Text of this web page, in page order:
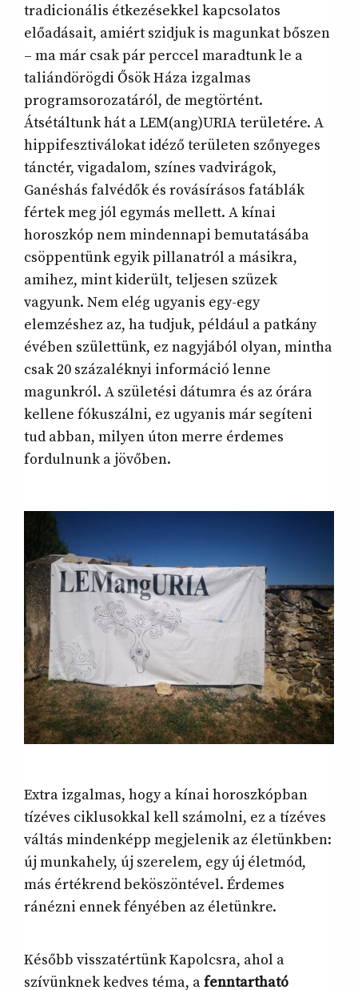
tradicionális étkezésekkel kapcsolatos
előadásait, amiért szidjuk is magunkat bőszen
– ma már csak pár perccel maradtunk le a
taliándörögdi Ősök Háza izgalmas
programsorozatáról, de megtörtént.
Átsétáltunk hát a LEM(ang)URIA területére. A
hippifesztiválokat idéző területen szőnyeges
tánctér, vigadalom, színes vadvirágok,
Ganéshás falvédők és rovásírásos fatáblák
fértek meg jól egymás mellett. A kínai
horoszkóp nem mindennapi bemutatásába
csöppentünk egyik pillanatról a másikra,
amihez, mint kiderült, teljesen szüzek
vagyunk. Nem elég ugyanis egy-egy
elemzéshez az, ha tudjuk, például a patkány
évében születtünk, ez nagyjából olyan, mintha
csak 20 százaléknyi információ lenne
magunkról. A születési dátumra és az órára
kellene fókuszálni, ez ugyanis már segíteni
tud abban, milyen úton merre érdemes
fordulnunk a jövőben.
Extra izgalmas, hogy a kínai horoszkópban
tízéves ciklusokkal kell számolni, ez a tízéves
váltás mindenképp megjelenik az életünkben:
új munkahely, új szerelem, egy új életmód,
más értékrend beköszöntével. Érdemes
ránézni ennek fényében az életünkre.
Később visszatértünk Kapolcsra, ahol a
szívünknek kedves téma, afenntartható